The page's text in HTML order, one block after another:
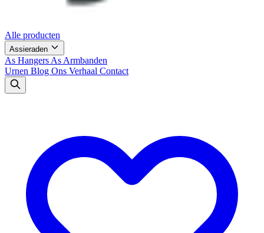
Alle producten
Assieraden
As Hangers As Armbanden
Urnen Blog Ons Verhaal Contact